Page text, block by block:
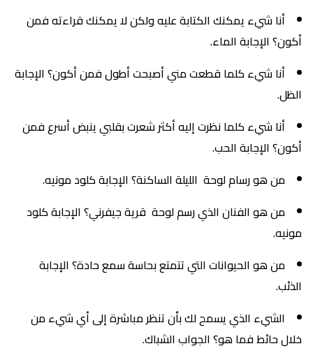
أنا شيء يمكنك الكتابة عليه ولكن لا يمكنك قراءته فمن
أكون؟ الإجابة الماء.
أنا شيء كلما قطعت مني أصبحت أطول فمن أكون؟ الإجابة
الظل.
أنا شيء كلما نظرت إليه أكثر شعرت بقلبي ينبض أسرع فمن
أكون؟ الإجابة الحب.
من هو رسام لوحة الليلة الساكنة؟ الإجابة كلود مونيه.
من هو الفنان الذي رسم لوحة قرية جيفرني؟ الإجابة كلود
مونيه.
من هو الحيوانات التي تتمتع بحاسة سمع حادة؟ الإجابة
الذئب.
الشيء الذي يسمح لك بأن تنظر مباشرة إلى أي شيء من
خلال حائط فما هو؟ الجواب الشباك.